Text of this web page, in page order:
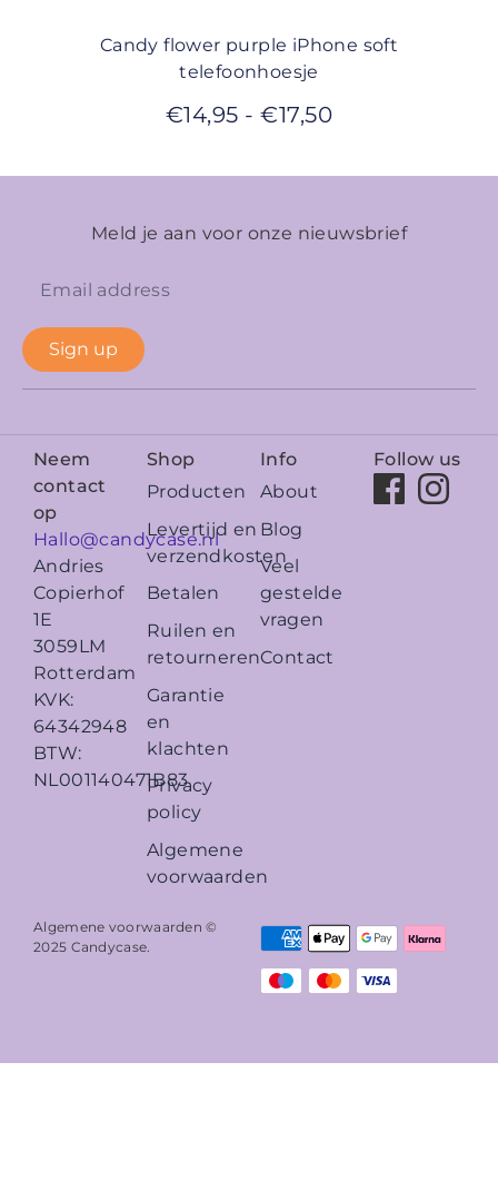
Candy flower purple iPhone soft
telefoonhoesje
€14,95 - €17,50
Meld je aan voor onze nieuwsbrief
Sign up
Neem
contact
op
Hallo@candycase.nl
Andries
Copierhof
1E
3059LM
Rotterdam
KVK:
64342948
BTW:
NL001140471B83
Shop
Producten
Levertijd en
verzendkosten
Betalen
Ruilen en
retourneren
Garantie
en
klachten
Privacy
policy
Algemene
voorwaarden
Info
About
Blog
Veel
gestelde
vragen
Contact
Follow us
Algemene voorwaarden ©
2025 Candycase.